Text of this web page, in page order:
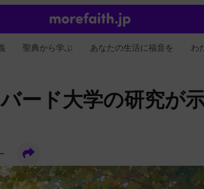
聖典から学ぶ あなたの生活に福音を わ
ード大学の研究が